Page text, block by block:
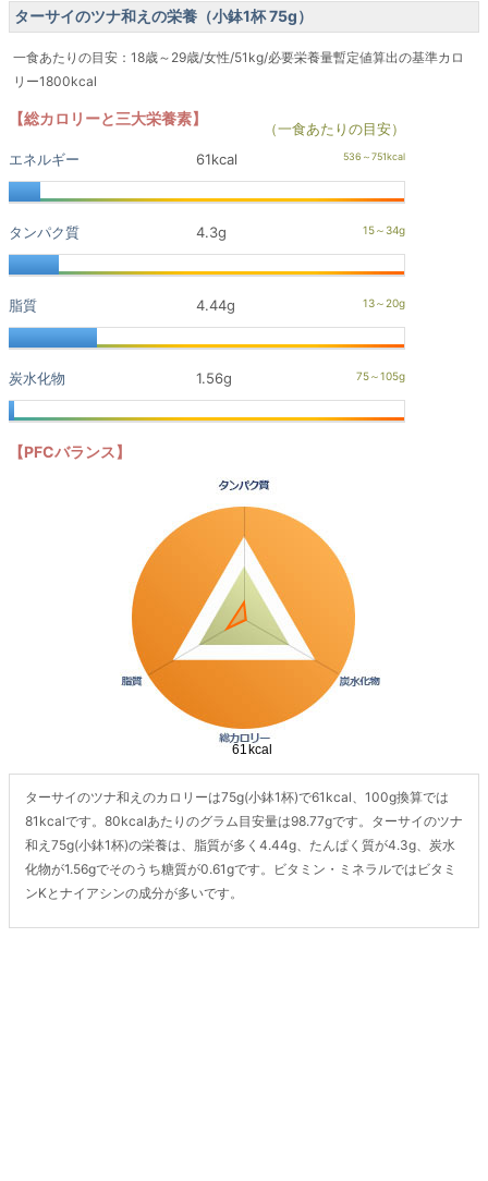
ターサイのツナ和えの栄養（小鉢1杯 75g）
一食あたりの目安：18歳～29歳/女性/51kg/必要栄養量暫定値算出の基準カロ
リー1800kcal
【総カロリーと三大栄養素】
（一食あたりの目安）
エネルギー
61kcal
タンパク質 4.3g
脂質 4.44g
炭水化物 1.56g
【PFCバランス】
ターサイのツナ和えのカロリーは75g(小鉢1杯)で61kcal、100g換算では
81kcalです。80kcalあたりのグラム目安量は98.77gです。ターサイのツナ
和え75g(小鉢1杯)の栄養は、脂質が多く4.44g、たんぱく質が4.3g、炭水
化物が1.56gでそのうち糖質が0.61gです。ビタミン・ミネラルではビタミ
ンKとナイアシンの成分が多いです。